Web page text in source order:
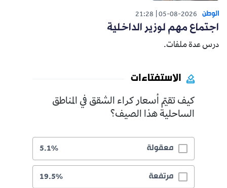
الوطن 05-08-2026
21:28
اجتماع مهم لوزير الداخلية
درس عدة ملفات.
الاستفتاءات
كيف تقيّم أسعار كراء الشقق في المناطق
الساحلية هذا الصيف؟
معقولة 5.1%
مرتفعة 19.5%